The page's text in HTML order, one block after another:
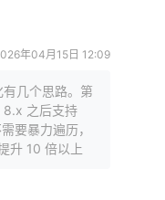
年04月15日 12:09
几个思路。第
8.x 之后支持
要暴力遍历，
升 10 倍以上